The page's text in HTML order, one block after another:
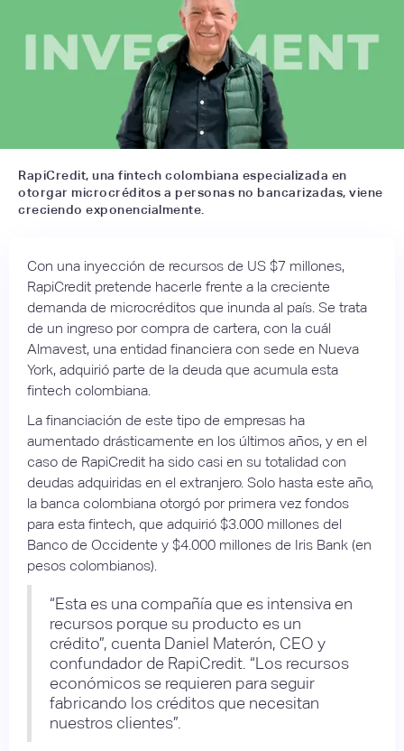
RapiCredit, una fintech colombiana especializada en
otorgar microcréditos a personas no bancarizadas, viene
creciendo exponencialmente.
Con una inyección de recursos de US $7 millones,
RapiCredit pretende hacerle frente a la creciente
demanda de microcréditos que inunda al país. Se trata
de un ingreso por compra de cartera, con la cuál
Almavest, una entidad financiera con sede en Nueva
York, adquirió parte de la deuda que acumula esta
fintech colombiana.
La financiación de este tipo de empresas ha
aumentado drásticamente en los últimos años, y en el
caso de RapiCredit ha sido casi en su totalidad con
deudas adquiridas en el extranjero. Solo hasta este año,
la banca colombiana otorgó por primera vez fondos
para esta fintech, que adquirió $3.000 millones del
Banco de Occidente y $4.000 millones de Iris Bank (en
pesos colombianos).
“Esta es una compañía que es intensiva en
recursos porque su producto es un
crédito”, cuenta Daniel Materón, CEO y
confundador de RapiCredit. “Los recursos
económicos se requieren para seguir
fabricando los créditos que necesitan
nuestros clientes”.